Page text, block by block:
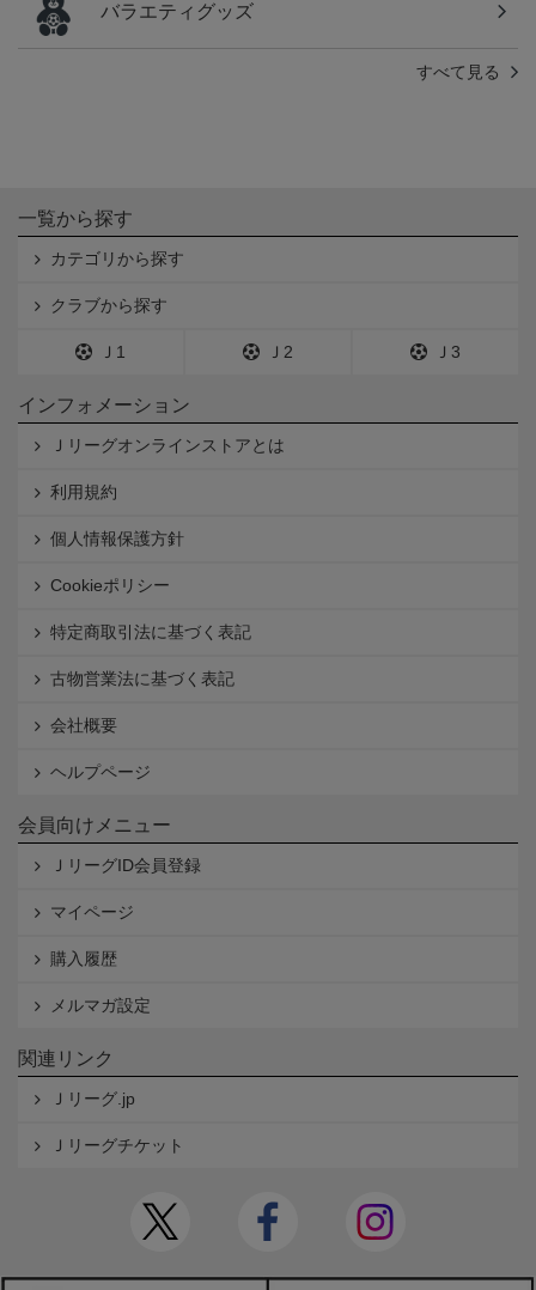
バラエティグッズ
すべて見る
一覧から探す
カテゴリから探す
クラブから探す
Ｊ1 Ｊ2 Ｊ3
インフォメーション
Ｊリーグオンラインストアとは
利用規約
個人情報保護方針
Cookieポリシー
特定商取引法に基づく表記
古物営業法に基づく表記
会社概要
ヘルプページ
会員向けメニュー
ＪリーグID会員登録
マイページ
購入履歴
メルマガ設定
関連リンク
Ｊリーグ.jp
Ｊリーグチケット